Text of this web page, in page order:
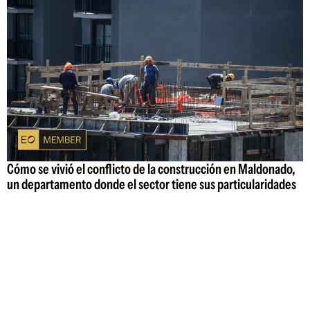
Cómo se vivió el conflicto de la construcción en Maldonado,
un departamento donde el sector tiene sus particularidades